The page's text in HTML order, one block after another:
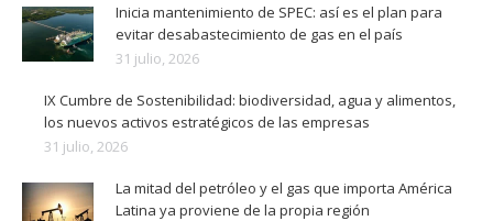
Inicia mantenimiento de SPEC: así es el plan para
evitar desabastecimiento de gas en el país
31 julio, 2026
IX Cumbre de Sostenibilidad: biodiversidad, agua y alimentos,
los nuevos activos estratégicos de las empresas
31 julio, 2026
La mitad del petróleo y el gas que importa América
Latina ya proviene de la propia región